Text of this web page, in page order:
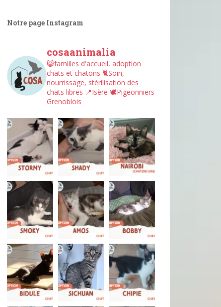
Notre page Instagram
cosaanimalia
😺familles d'accueil, adoption
chats et chatons 🐈Soin,
nourrissage, stérilisation des
chats libres 📍Isère 🕊︎Pigeonniers
Grenoblois